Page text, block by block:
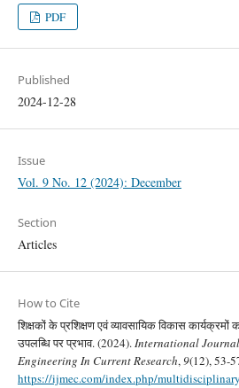
PDF
Published
2024-12-28
Issue
Vol. 9 No. 12 (2024): December
Section
Articles
How to Cite
शिक्षकों के प्रशिक्षण एवं व्यावसायिक विकास कार्यक्रमों
उपलब्धि पर प्रभाव. (2024).International
Engineering In Current Research,9(12), 53-
https://ijmec.com/index.php/